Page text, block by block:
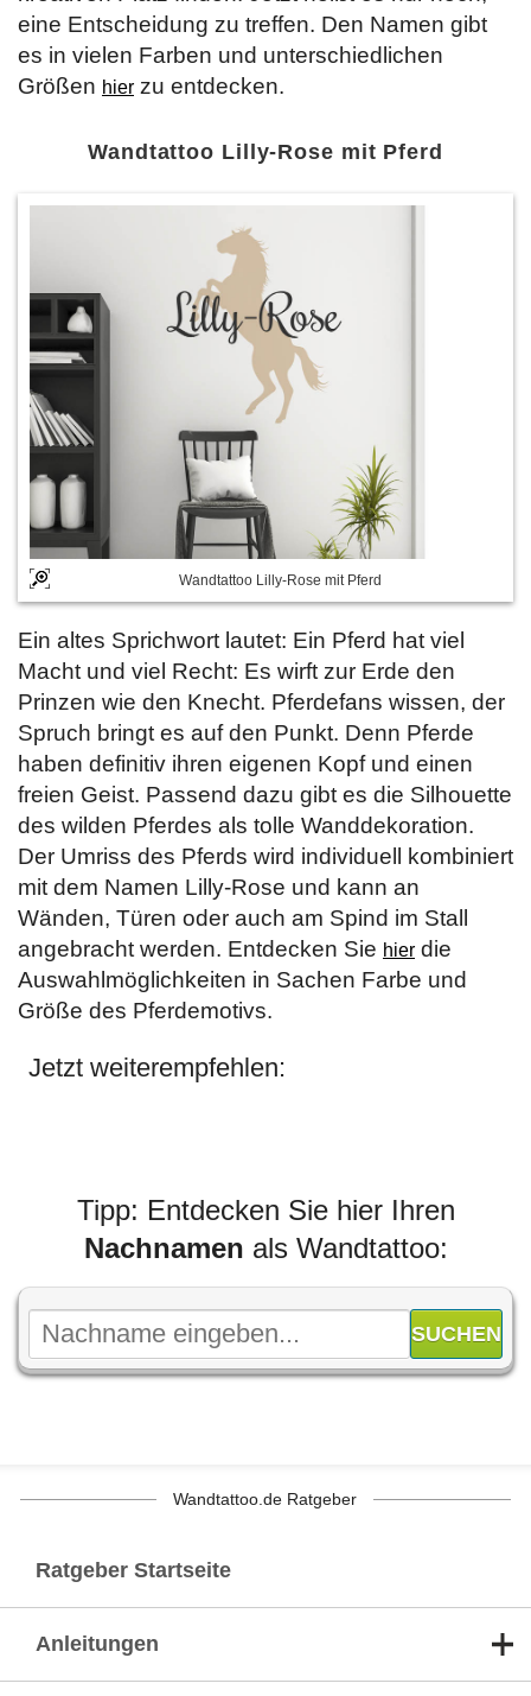
eine Entscheidung zu treffen. Den Namen gibt
es in vielen Farben und unterschiedlichen
Größen hier zu entdecken.
Wandtattoo Lilly-Rose mit Pferd
Wandtattoo Lilly-Rose mit Pferd
Ein altes Sprichwort lautet: Ein Pferd hat viel
Macht und viel Recht: Es wirft zur Erde den
Prinzen wie den Knecht. Pferdefans wissen, der
Spruch bringt es auf den Punkt. Denn Pferde
haben definitiv ihren eigenen Kopf und einen
freien Geist. Passend dazu gibt es die Silhouette
des wilden Pferdes als tolle Wanddekoration.
Der Umriss des Pferds wird individuell kombiniert
mit dem Namen Lilly-Rose und kann an
Wänden, Türen oder auch am Spind im Stall
angebracht werden. Entdecken Sie hier die
Auswahlmöglichkeiten in Sachen Farbe und
Größe des Pferdemotivs.
Jetzt weiterempfehlen:
Tipp: Entdecken Sie hier Ihren
Nachnamen als Wandtattoo:
Wandtattoo.de Ratgeber
Ratgeber Startseite
Anleitungen